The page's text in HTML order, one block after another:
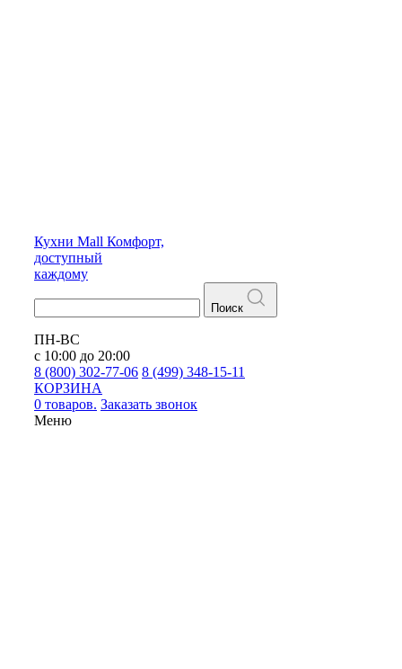
Кухни Mall Комфорт,
доступный
каждому
Поиск
ПН-ВС
с 10:00 до 20:00
8 (800) 302-77-06 8 (499) 348-15-11
КОРЗИНА
0 товаров. Заказать звонок
Меню